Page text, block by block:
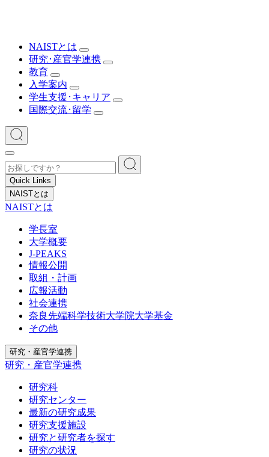
NAISTとは
研究･産官学連携
教育
入学案内
学生支援･キャリア
国際交流･留学
Quick Links
NAISTとは
NAISTとは
学長室
大学概要
J-PEAKS
情報公開
取組・計画
広報活動
社会連携
奈良先端科学技術大学院大学基金
その他
研究・産官学連携
研究・産官学連携
研究科
研究センター
最新の研究成果
研究支援施設
研究と研究者を探す
研究の状況